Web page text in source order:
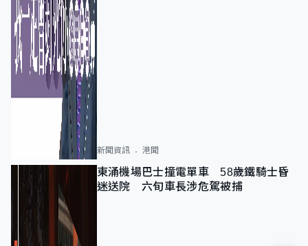
新聞資訊 港聞
東涌機場巴士撞電單車 58歲鐵騎士昏
迷送院 六旬車長涉危駕被捕